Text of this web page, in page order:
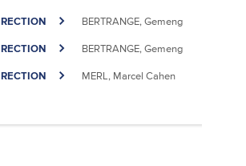
BERTRANGE, Gemeng
BERTRANGE, Gemeng
MERL, Marcel Cahen